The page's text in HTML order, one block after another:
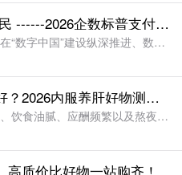
数币起航 国策惠民 ------2026企数标普支付生态终端落地启动大会盛大召开
2026年6月4日 —— 在“数字中国”建设纵深推进、数字人民币试点全面普及的关键节点，一场以“数币起航 国策惠民”为主题的行业盛会——2026企数标普支付生态终端落地启动大会在山东临沂红色教育基地-
护肝片哪个牌子好？2026内服养肝好物测评，长期调理改善肝火旺盛易疲惫
现今快节奏生活方式、饮食油腻、应酬频繁以及熬夜，往往让肝脏负担悄然加重，很多人易出现精神萎靡、口苦眼黄、气色暗淡、体力下滑等亚健康信号。内调养肝，注重选择科学有效日常守护的好物，已成为许多家庭内在健康
质价比好物一站购齐！